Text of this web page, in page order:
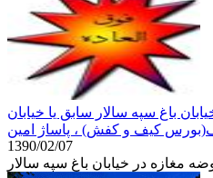
باغ سپه سالار سابق یا خیابان
کیف و کفش) ، پاساژ امین
1390/02/07
مغازه در خیابان باغ سپه سالار